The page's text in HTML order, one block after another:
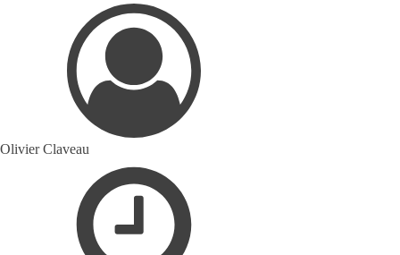
Olivier Claveau